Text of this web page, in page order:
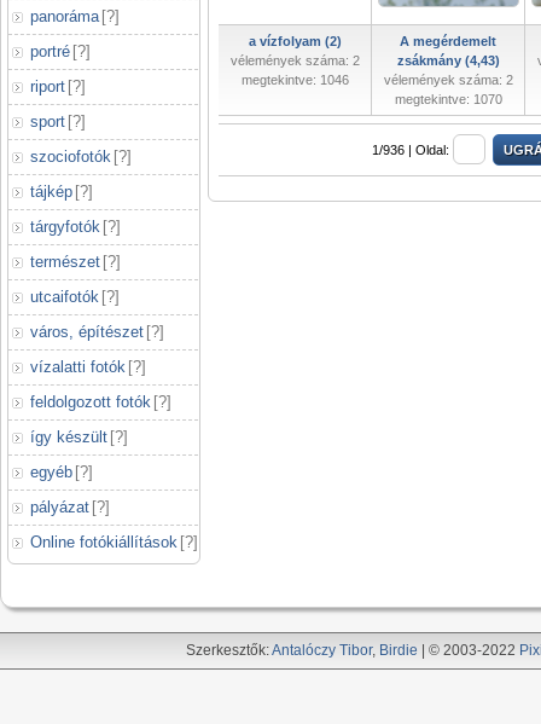
panoráma [?]
portré [?]
riport [?]
sport [?]
szociofotók [?]
tájkép [?]
tárgyfotók [?]
természet [?]
utcaifotók [?]
város, építészet [?]
vízalatti fotók [?]
feldolgozott fotók [?]
így készült [?]
egyéb [?]
pályázat [?]
Online fotókiállítások [?]
a vízfolyam (2)
vélemények száma: 2
megtekintve: 1046
A megérdemelt
zsákmány (4,43)
vélemények száma: 2
megtekintve: 1070
1/936 | Oldal:
Szerkesztők:Antalóczy Tibor, Birdie | © 2003-2022